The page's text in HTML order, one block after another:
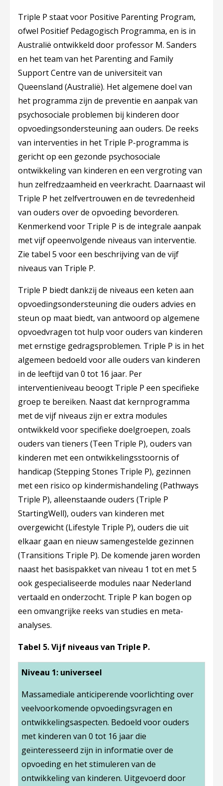
Triple P staat voor Positive Parenting Program,
ofwel Positief Pedagogisch Programma, en is in
Australië ontwikkeld door professor M. Sanders
en het team van het Parenting and Family
Support Centre van de universiteit van
Queensland (Australië). Het algemene doel van
het programma zijn de preventie en aanpak van
psychosociale problemen bij kinderen door
opvoedingsondersteuning aan ouders. De reeks
van interventies in het Triple P-programma is
gericht op een gezonde psychosociale
ontwikkeling van kinderen en een vergroting van
hun zelfredzaamheid en veerkracht. Daarnaast wil
Triple P het zelfvertrouwen en de tevredenheid
van ouders over de opvoeding bevorderen.
Kenmerkend voor Triple P is de integrale aanpak
met vijf opeenvolgende niveaus van interventie.
Zie tabel 5 voor een beschrijving van de vijf
niveaus van Triple P.
Triple P biedt dankzij de niveaus een keten aan
opvoedingsondersteuning die ouders advies en
steun op maat biedt, van antwoord op algemene
opvoedvragen tot hulp voor ouders van kinderen
met ernstige gedragsproblemen. Triple P is in het
algemeen bedoeld voor alle ouders van kinderen
in de leeftijd van 0 tot 16 jaar. Per
interventieniveau beoogt Triple P een specifieke
groep te bereiken. Naast dat kernprogramma
met de vijf niveaus zijn er extra modules
ontwikkeld voor specifieke doelgroepen, zoals
ouders van tieners (Teen Triple P), ouders van
kinderen met een ontwikkelingsstoornis of
handicap (Stepping Stones Triple P), gezinnen
met een risico op kindermishandeling (Pathways
Triple P), alleenstaande ouders (Triple P
StartingWell), ouders van kinderen met
overgewicht (Lifestyle Triple P), ouders die uit
elkaar gaan en nieuw samengestelde gezinnen
(Transitions Triple P). De komende jaren worden
naast het basispakket van niveau 1 tot en met 5
ook gespecialiseerde modules naar Nederland
vertaald en onderzocht. Triple P kan bogen op
een omvangrijke reeks van studies en meta-
analyses.
Tabel 5. Vijf niveaus van Triple P.
Niveau 1: universeel
Massamediale anticiperende voorlichting over
veelvoorkomende opvoedingsvragen en
ontwikkelingsaspecten. Bedoeld voor ouders
met kinderen van 0 tot 16 jaar die
geïnteresseerd zijn in informatie over de
opvoeding en het stimuleren van de
ontwikkeling van kinderen. Uitgevoerd door